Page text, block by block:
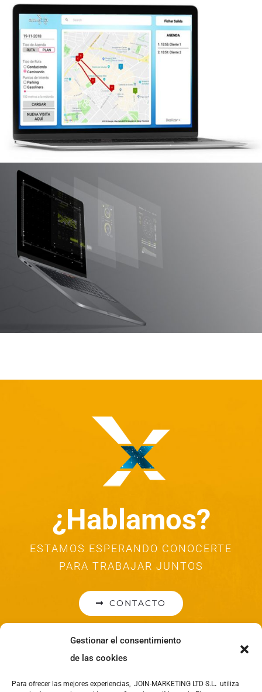
Gestionar el consentimiento
de las cookies
Para ofrecer las mejores experiencias, JOIN-MARKETING LTD S.L. utiliza
¿Hablamos?
ESTAMOS ESPERANDO CONOCERTE
PARA TRABAJAR JUNTOS
CONTACTO